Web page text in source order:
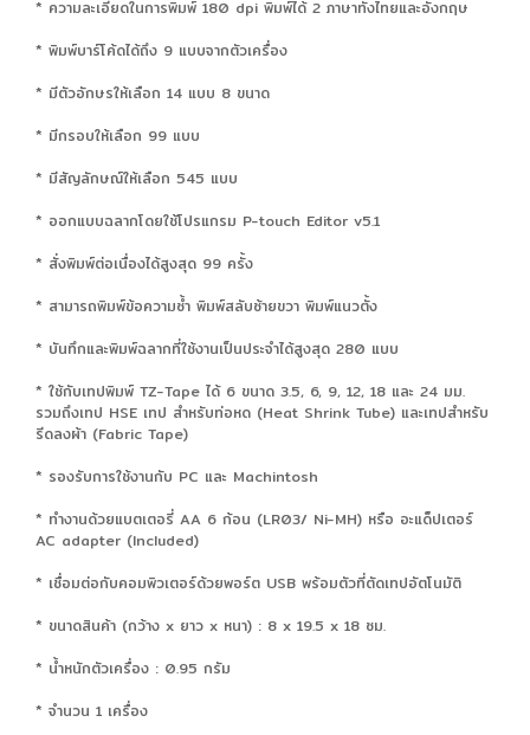
* ความละเอียดในการพิมพ์ 180 dpi พิมพ์ได้ 2 ภาษาทั้งไทยและอังกฤษ
* พิมพ์บาร์โค้ดได้ถึง 9 แบบจากตัวเครื่อง
* มีตัวอักษรให้เลือก 14 แบบ 8 ขนาด
* มีกรอบให้เลือก 99 แบบ
* มีสัญลักษณ์ให้เลือก 545 แบบ
* ออกแบบฉลากโดยใช้โปรแกรม P-touch Editor v5.1
* สั่งพิมพ์ต่อเนื่องได้สูงสุด 99 ครั้ง
* สามารถพิมพ์ข้อความซ้ำ พิมพ์สลับซ้ายขวา พิมพ์แนวตั้ง
* บันทึกและพิมพ์ฉลากที่ใช้งานเป็นประจำได้สูงสุด 280 แบบ
* ใช้กับเทปพิมพ์ TZ-Tape ได้ 6 ขนาด 3.5, 6, 9, 12, 18 และ 24 มม.
รวมถึงเทป HSE เทป สำหรับท่อหด (Heat Shrink Tube) และเทปสำหรับ
รีดลงผ้า (Fabric Tape)
* รองรับการใช้งานกับ PC และ Machintosh
* ทำงานด้วยแบตเตอรี่ AA 6 ก้อน (LR03/ Ni-MH) หรือ อะแด็ปเตอร์
AC adapter (Included)
* เชื่อมต่อกับคอมพิวเตอร์ด้วยพอร์ต USB พร้อมตัวที่ตัดเทปอัตโนมัติ
* ขนาดสินค้า (กว้าง x ยาว x หนา) : 8 x 19.5 x 18 ซม.
* น้ำหนักตัวเครื่อง : 0.95 กรัม
* จำนวน 1 เครื่อง